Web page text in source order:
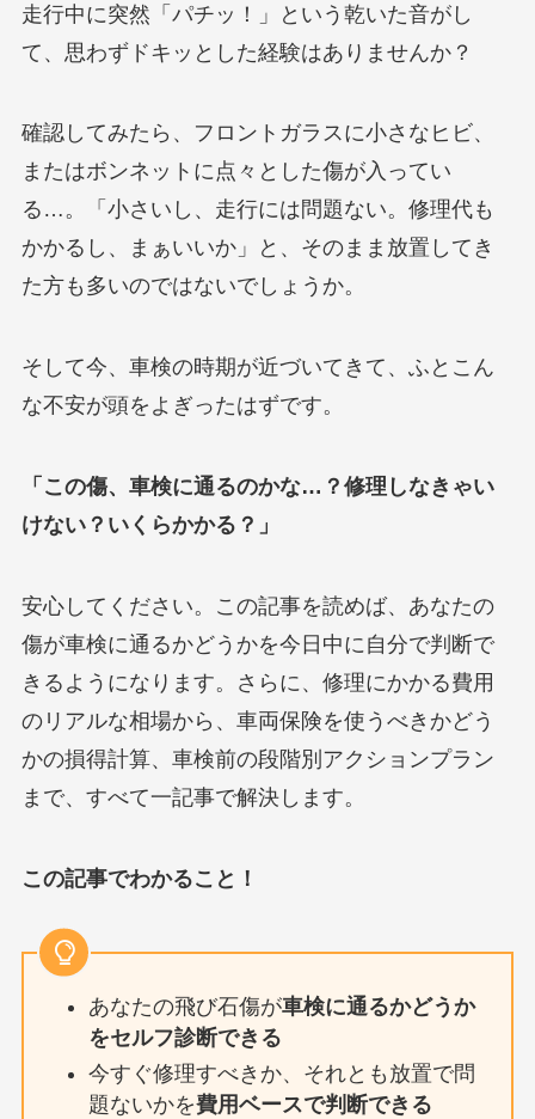
走行中に突然「パチッ！」という乾いた音がし
て、思わずドキッとした経験はありませんか？
確認してみたら、フロントガラスに小さなヒビ、
またはボンネットに点々とした傷が入ってい
る…。「小さいし、走行には問題ない。修理代も
かかるし、まぁいいか」と、そのまま放置してき
た方も多いのではないでしょうか。
そして今、車検の時期が近づいてきて、ふとこん
な不安が頭をよぎったはずです。
「この傷、車検に通るのかな…？修理しなきゃい
けない？いくらかかる？」
安心してください。この記事を読めば、あなたの
傷が車検に通るかどうかを今日中に自分で判断で
きるようになります。さらに、修理にかかる費用
のリアルな相場から、車両保険を使うべきかどう
かの損得計算、車検前の段階別アクションプラン
まで、すべて一記事で解決します。
この記事でわかること！
あなたの飛び石傷が車検に通るかどうか
をセルフ診断できる
今すぐ修理すべきか、それとも放置で問
題ないかを費用ベースで判断できる